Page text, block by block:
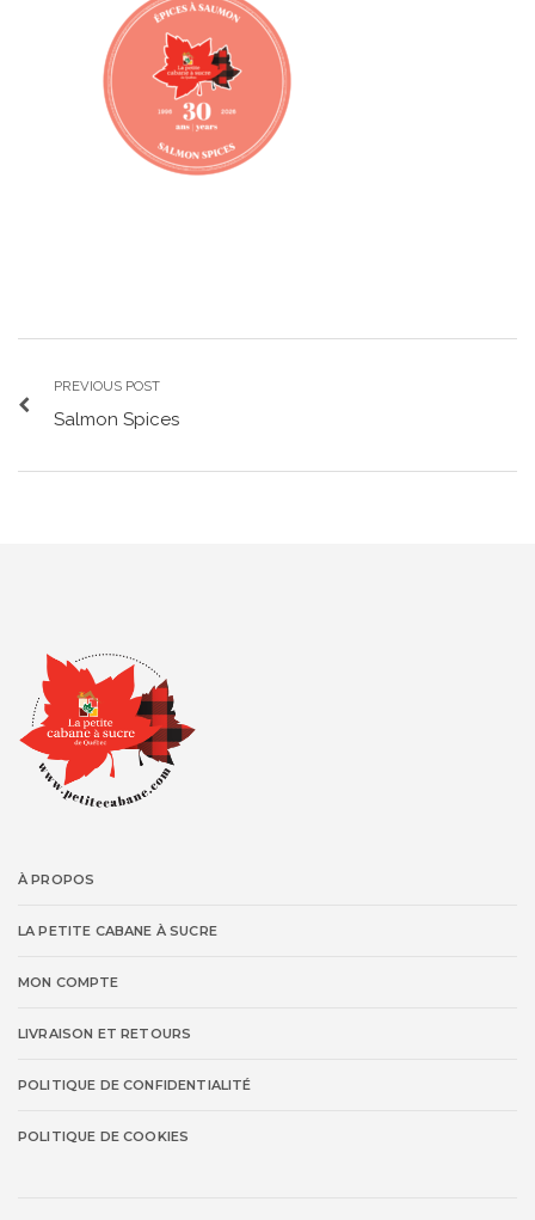
PREVIOUS POST
Salmon Spices
À PROPOS
LA PETITE CABANE À SUCRE
MON COMPTE
LIVRAISON ET RETOURS
POLITIQUE DE CONFIDENTIALITÉ
POLITIQUE DE COOKIES